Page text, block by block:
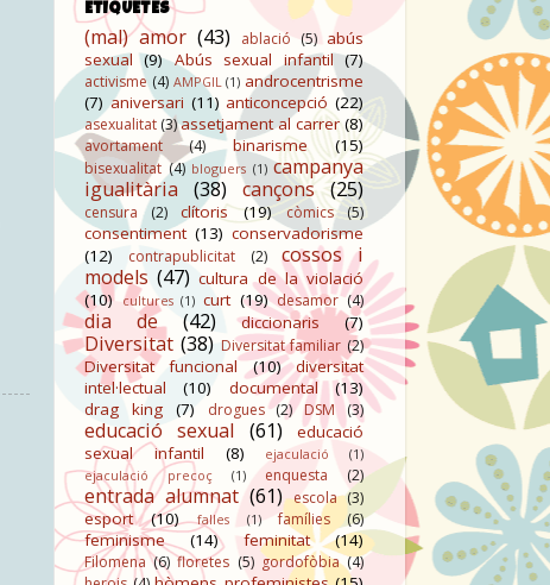
ETIQUETES
(mal) amor (43) ablació (5) abús
sexual (9) Abús sexual infantil (7)
activisme (4) AMPGIL (1) androcentrisme
(7) aniversari (11) anticoncepció (22)
asexualitat (3)assetjament al carrer (8)
avortament (4) binarisme (15)
bisexualitat (4) bloguers (1) campanya
igualitària
(38) cançons (25)
censura (2) clítoris (19) còmics (5)
consentiment (13) conservadorisme
(12)
contrapublicitat (2)
cossos i
models (47) cultura de la violació
(10) cultures (1) curt (19) desamor (4)
dia de (42) diccionaris (7)
Diversitat (38) Diversitat familiar (2)
Diversitat funcional (10)
diversitat
intel·lectual
(10) documental
(13)
drag king
(7) drogues (2) DSM (3)
educació sexual (61)
educació
sexual infantil
(8) ejaculació
(1)
ejaculació precoç
(1) enquesta (2)
entrada alumnat (61) escola (3)
esport (10) falles (1) famílies (6)
feminisme (14) feminitat (14)
Filomena (6) floretes (5) gordofòbia (4)